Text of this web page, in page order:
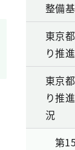
整備
東京
り推
東京
り推
況
第